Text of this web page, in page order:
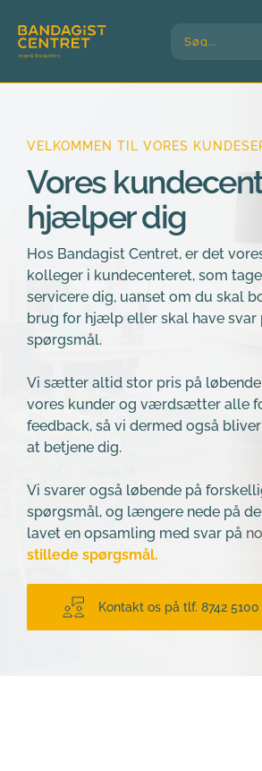
Søg...
VELKOMMEN TIL VORES
Vores
hjælper dig
Hos Bandagist Centret, er det
kolleger i kundecenteret, som
servicere dig, uanset om du skal
brug for hjælp eller skal have svar
spørgsmål.
Vi sætter altid stor pris på
vores kunder og værdsætter alle
feedback, så vi dermed også
at betjene dig.
Vi svarer også løbende på
spørgsmål, og længere nede på
lavet en opsamling med svar på
stillede spørgsmål.
Kontakt os på tlf. 8742 5100